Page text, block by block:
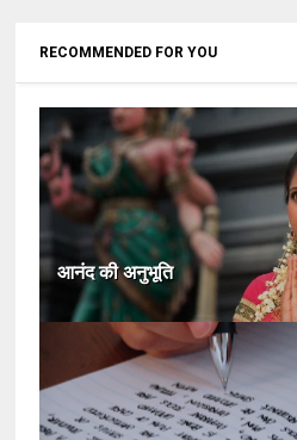
RECOMMENDED FOR YOU
आनंद की अनुभूति